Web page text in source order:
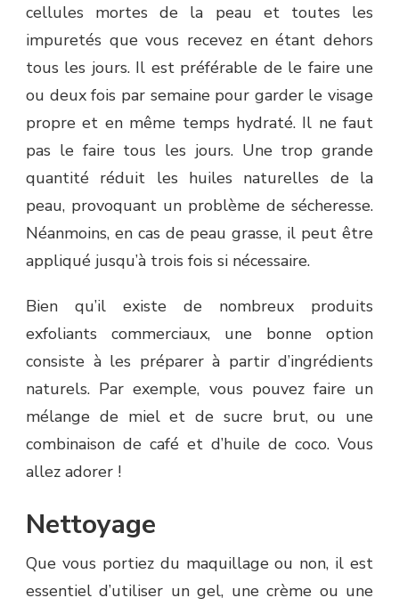
cellules mortes de la peau et toutes les
impuretés que vous recevez en étant dehors
tous les jours. Il est préférable de le faire une
ou deux fois par semaine pour garder le visage
propre et en même temps hydraté. Il ne faut
pas le faire tous les jours. Une trop grande
quantité réduit les huiles naturelles de la
peau, provoquant un problème de sécheresse.
Néanmoins, en cas de peau grasse, il peut être
appliqué jusqu’à trois fois si nécessaire.
Bien qu’il existe de nombreux produits
exfoliants commerciaux, une bonne option
consiste à les préparer à partir d’ingrédients
naturels. Par exemple, vous pouvez faire un
mélange de miel et de sucre brut, ou une
combinaison de café et d’huile de coco. Vous
allez adorer !
Nettoyage
Que vous portiez du maquillage ou non, il est
essentiel d’utiliser un gel, une crème ou une